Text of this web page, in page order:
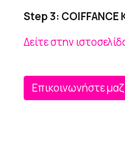
Step 3: COIFFANCE
Δείτε στην
Επικοινωνήστε